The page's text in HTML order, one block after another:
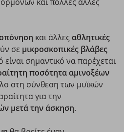
και άλλες αθλητικές
σε μικροσκοπικές βλάβες
είναι σημαντικό να παρέχεται
ποσότητα αμινοξέων
στη σύνθεση των μυϊκών
για την
μετά την άσκηση.